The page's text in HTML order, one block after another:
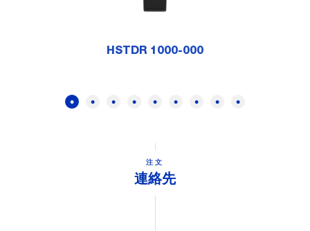
HSTDR 1000-000
注文
連絡先